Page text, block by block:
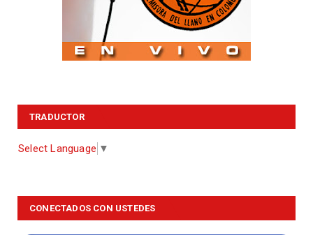
TRADUCTOR
Select Language ▼
CONECTADOS CON USTEDES